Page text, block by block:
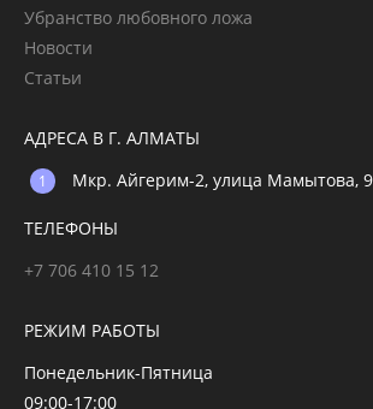
Убранство любовного ложа
Новости
Статьи
АДРЕСА В Г. АЛМАТЫ
Мкр. Айгерим-2, улица Мамытова,
ТЕЛЕФОНЫ
+7 706 410 15 12
РЕЖИМ РАБОТЫ
Понедельник-Пятница
09:00-17:00